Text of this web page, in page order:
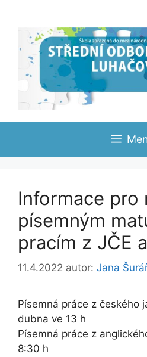
Informace pro
písemným
pracím z JČE
11.4.2022 autor: Jana
Písemná práce z českého
dubna ve 13 h
Písemná práce z
8:30 h